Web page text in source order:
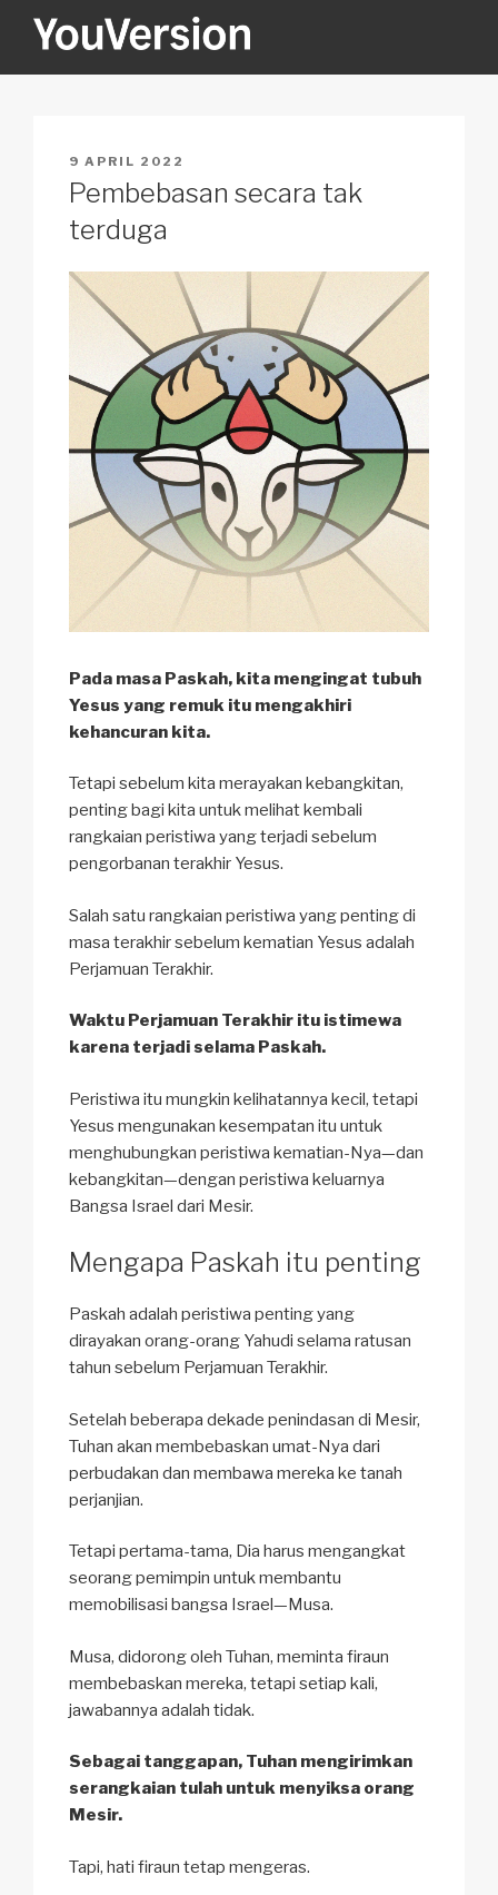
YOUVERSION
POSTED
ON
9 APRIL 2022
Pembebasan secara tak
terduga
Pada masa Paskah, kita mengingat tubuh
Yesus yang remuk itu mengakhiri
kehancuran kita.
Tetapi sebelum kita merayakan kebangkitan,
penting bagi kita untuk melihat kembali
rangkaian peristiwa yang terjadi sebelum
pengorbanan terakhir Yesus.
Salah satu rangkaian peristiwa yang penting di
masa terakhir sebelum kematian Yesus adalah
Perjamuan Terakhir.
Waktu Perjamuan Terakhir itu istimewa
karena terjadi selama Paskah.
Peristiwa itu mungkin kelihatannya kecil, tetapi
Yesus mengunakan kesempatan itu untuk
menghubungkan peristiwa kematian-Nya—dan
kebangkitan—dengan peristiwa keluarnya
Bangsa Israel dari Mesir.
Mengapa Paskah itu penting
Paskah adalah peristiwa penting yang
dirayakan orang-orang Yahudi selama ratusan
tahun sebelum Perjamuan Terakhir.
Setelah beberapa dekade penindasan di Mesir,
Tuhan akan membebaskan umat-Nya dari
perbudakan dan membawa mereka ke tanah
perjanjian.
Tetapi pertama-tama, Dia harus mengangkat
seorang pemimpin untuk membantu
memobilisasi bangsa Israel—Musa.
Musa, didorong oleh Tuhan, meminta firaun
membebaskan mereka, tetapi setiap kali,
jawabannya adalah tidak.
Sebagai tanggapan, Tuhan mengirimkan
serangkaian tulah untuk menyiksa orang
Mesir.
Tapi, hati firaun tetap mengeras.